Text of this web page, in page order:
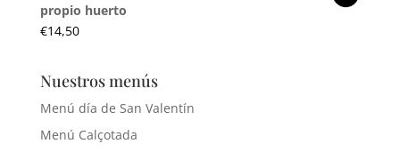
propio huerto
€14,50
Nuestros menús
Menú día de San Valentín
Menú Calçotada